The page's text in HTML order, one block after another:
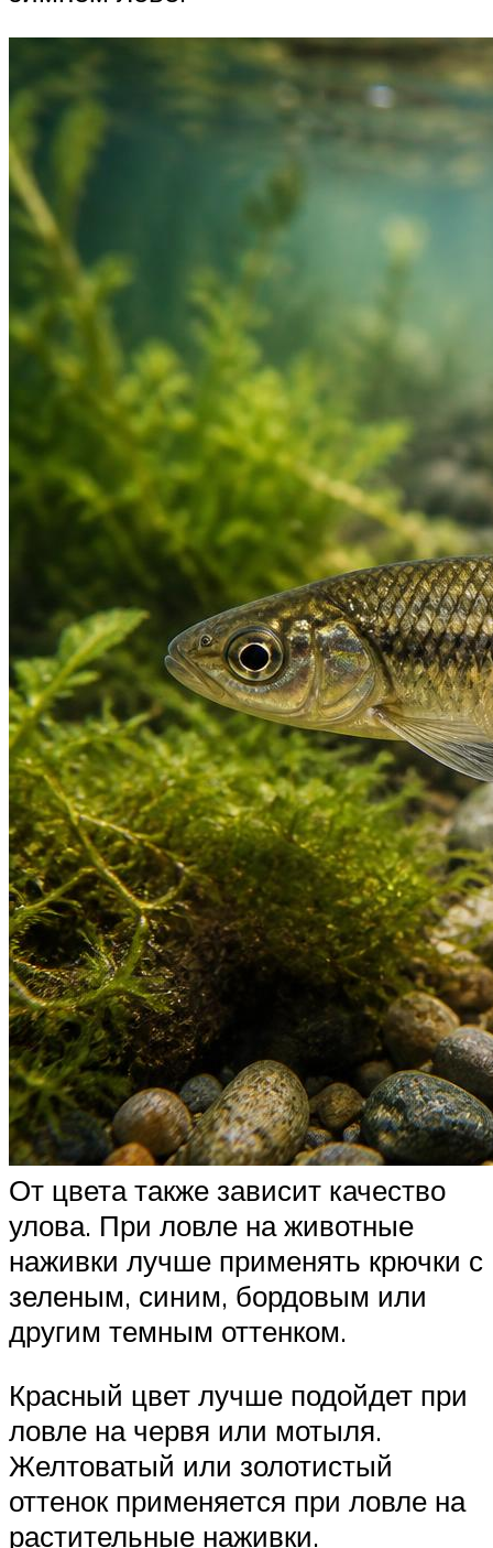
От цвета также зависит качество
улова. При ловле на животные
наживки лучше применять крючки с
зеленым, синим, бордовым или
другим темным оттенком.
Красный цвет лучше подойдет при
ловле на червя или мотыля.
Желтоватый или золотистый
оттенок применяется при ловле на
растительные наживки.